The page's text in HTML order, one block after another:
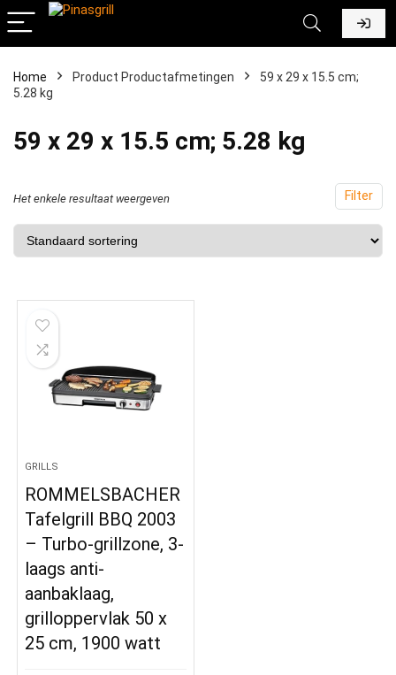
Home Product Productafmetingen
‎59 x 29 x 15.5 cm;
5.28 kg
‎59 x 29 x 15.5 cm; 5.28 kg
Filter
Het enkele resultaat weergeven
GRILLS
ROMMELSBACHER
Tafelgrill BBQ 2003
– Turbo-grillzone, 3-
laags anti-
aanbaklaag,
grilloppervlak 50 x
25 cm, 1900 watt